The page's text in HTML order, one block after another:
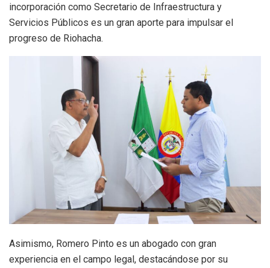
incorporación como Secretario de Infraestructura y
Servicios Públicos es un gran aporte para impulsar el
progreso de Riohacha.
Asimismo, Romero Pinto es un abogado con gran
experiencia en el campo legal, destacándose por su